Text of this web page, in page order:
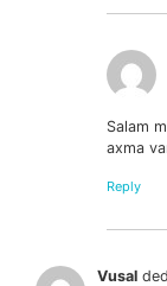
Salam
axma
Reply
Vusal